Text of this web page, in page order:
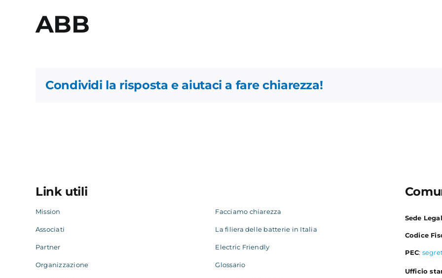
ABB
Condividi la risposta e aiutaci a fare chiarezza!
Link utili
Mission
Associati
Partner
Organizzazione
Facciamo chiarezza
La filiera delle batterie in Italia
Electric Friendly
Glossario
Sede
Codice
PEC:
Ufficio